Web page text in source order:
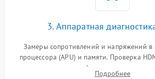
3. Аппаратная
Замеры сопротивлений и напряжений в
процессора (APU) и памяти. Проверка
микросхем флеш-памяти и
Подробнее